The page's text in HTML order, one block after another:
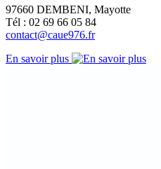
97660 DEMBENI, Mayotte
Tél : 02 69 66 05 84
contact@caue976.fr
En savoir plus